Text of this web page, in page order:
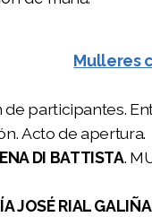
Mulleres
de participantes.
Acto de apertura.
DI BATTISTA.
JOSÉ RIAL